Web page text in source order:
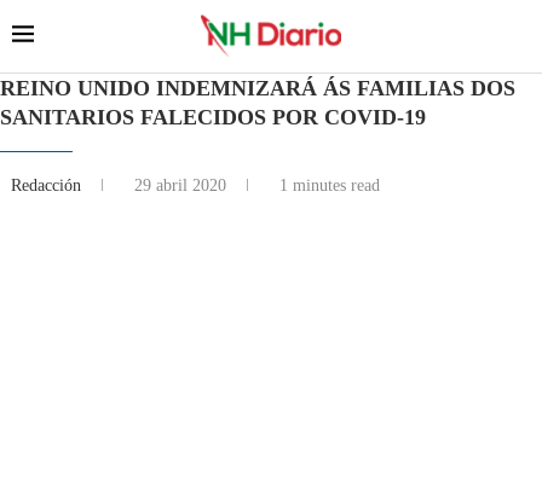
REINO UNIDO INDEMNIZARÁ ÁS FAMILIAS DOS
SANITARIOS FALECIDOS POR COVID-19
Redacción 29 abril 2020 1 minutes read